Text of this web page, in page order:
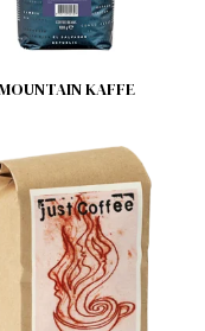
KAFFE